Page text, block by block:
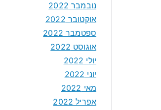
נובמבר 2022
אוקטובר 2022
ספטמבר 2022
אוגוסט 2022
יולי 2022
יוני 2022
מאי 2022
אפריל 2022